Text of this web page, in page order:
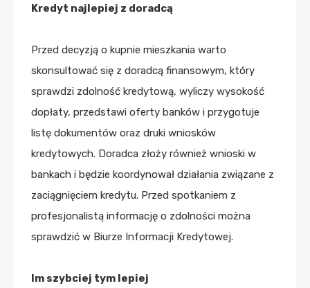
Kredyt najlepiej z doradcą
Przed decyzją o kupnie mieszkania warto
skonsultować się z doradcą finansowym, który
sprawdzi zdolność kredytową, wyliczy wysokość
dopłaty, przedstawi oferty banków i przygotuje
listę dokumentów oraz druki wniosków
kredytowych. Doradca złoży również wnioski w
bankach i będzie koordynował działania związane z
zaciągnięciem kredytu. Przed spotkaniem z
profesjonalistą informację o zdolności można
sprawdzić w Biurze Informacji Kredytowej.
Im szybciej tym lepiej